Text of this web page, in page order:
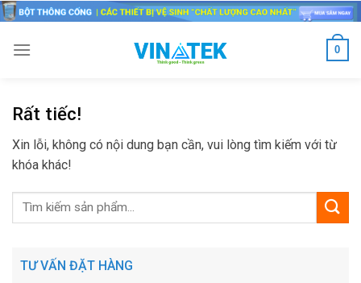
Skip
content
0
TƯ VẤN ĐẶT HÀNG
Rất tiếc!
Xin lỗi, không có nội dung bạn cần, vui lòng tìm kiếm với từ
khóa khác!